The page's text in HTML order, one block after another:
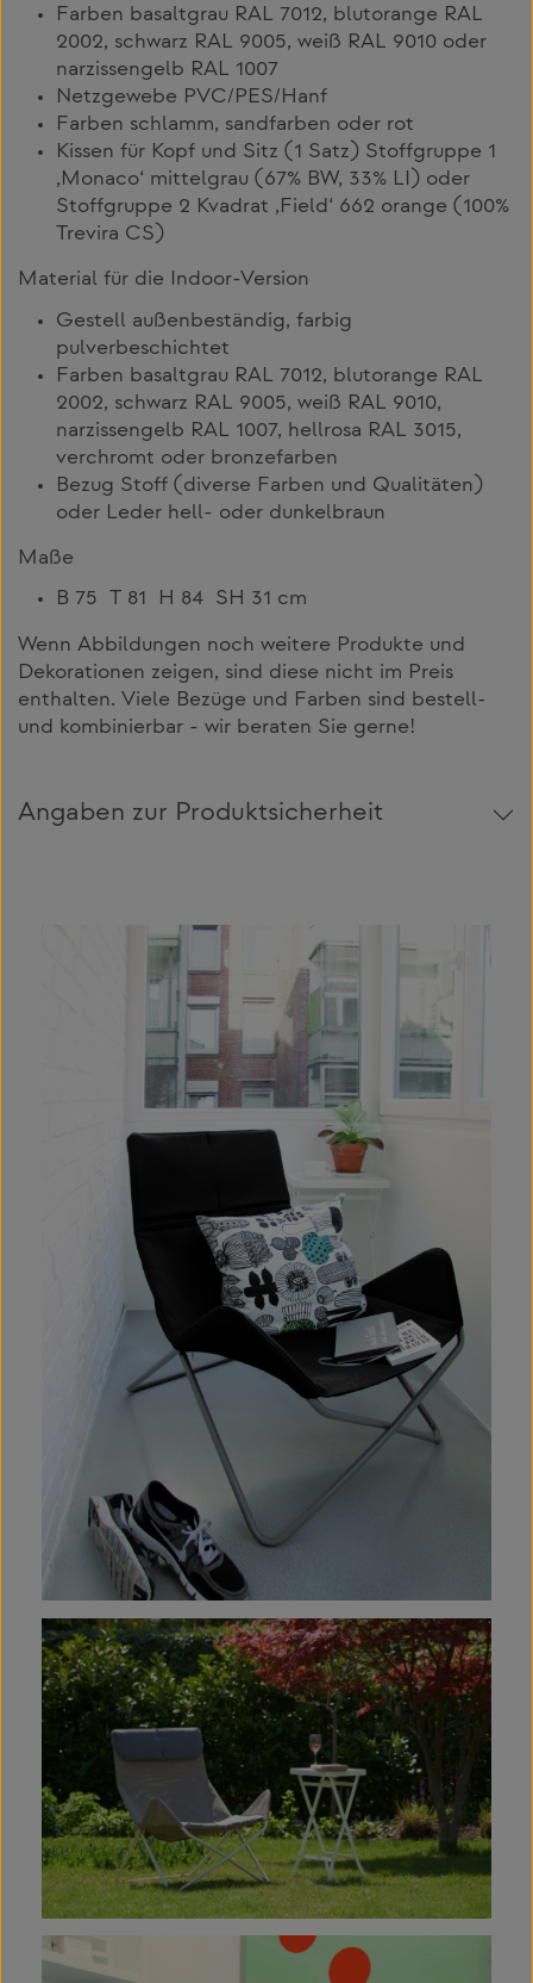
Farben basaltgrau RAL 7012, blutorange RAL
2002, schwarz RAL 9005, weiß RAL 9010 oder
narzissengelb RAL 1007
Netzgewebe PVC/PES/Hanf
Farben schlamm, sandfarben oder rot
Kissen für Kopf und Sitz (1 Satz) Stoffgruppe 1
‚Monaco‘ mittelgrau (67% BW, 33% LI) oder
Stoffgruppe 2 Kvadrat ‚Field‘ 662 orange (100%
Trevira CS)
Material für die Indoor-Version
Gestell außenbeständig, farbig
pulverbeschichtet
Farben basaltgrau RAL 7012, blutorange RAL
2002, schwarz RAL 9005, weiß RAL 9010,
narzissengelb RAL 1007, hellrosa RAL 3015,
verchromt oder bronzefarben
Bezug Stoff (diverse Farben und Qualitäten)
oder Leder hell- oder dunkelbraun
Maße
B 75 T 81 H 84 SH 31 cm
Wenn Abbildungen noch weitere Produkte und
Dekorationen zeigen, sind diese nicht im Preis
enthalten. Viele Bezüge und Farben sind bestell-
und kombinierbar - wir beraten Sie gerne!
Angaben zur Produktsicherheit